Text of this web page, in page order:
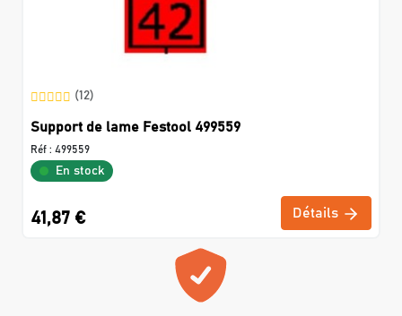
(12)
Support de lame Festool 499559
Réf : 499559
En stock
41,87 € Détails